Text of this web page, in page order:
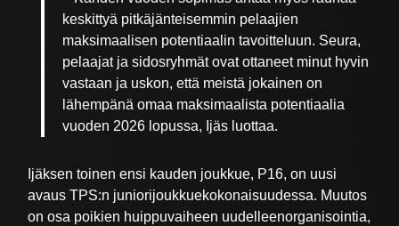
keskittyä pitkäjänteisemmin pelaajien
maksimaalisen potentiaalin tavoitteluun. Seura,
pelaajat ja sidosryhmät ovat ottaneet minut hyvin
vastaan ja uskon, että meistä jokainen on
lähempänä omaa maksimaalista potentiaalia
vuoden 2026 lopussa, Ijäs luottaa.
Ijäksen toinen ensi kauden joukkue, P16, on uusi
avaus TPS:n juniorijoukkuekokonaisuudessa. Muutos
on osa poikien huippuvaiheen uudelleenorganisointia,